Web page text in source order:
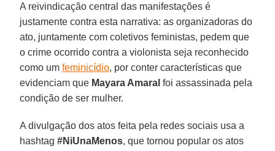
A reivindicação central das manifestações é
justamente contra esta narrativa: as organizadoras do
ato, juntamente com coletivos feministas, pedem que
o crime ocorrido contra a violonista seja reconhecido
como umfeminicídio, por conter características que
evidenciam que Mayara Amaral foi assassinada pela
condição de ser mulher.
A divulgação dos atos feita pela redes sociais usa a
hashtag#NiUnaMenos, que tornou popular os atos